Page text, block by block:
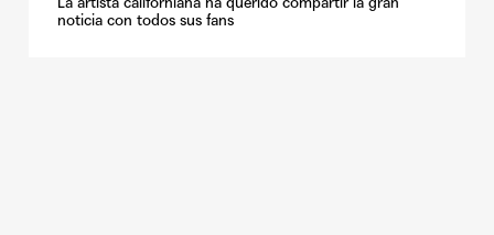
noticia con todos sus fans